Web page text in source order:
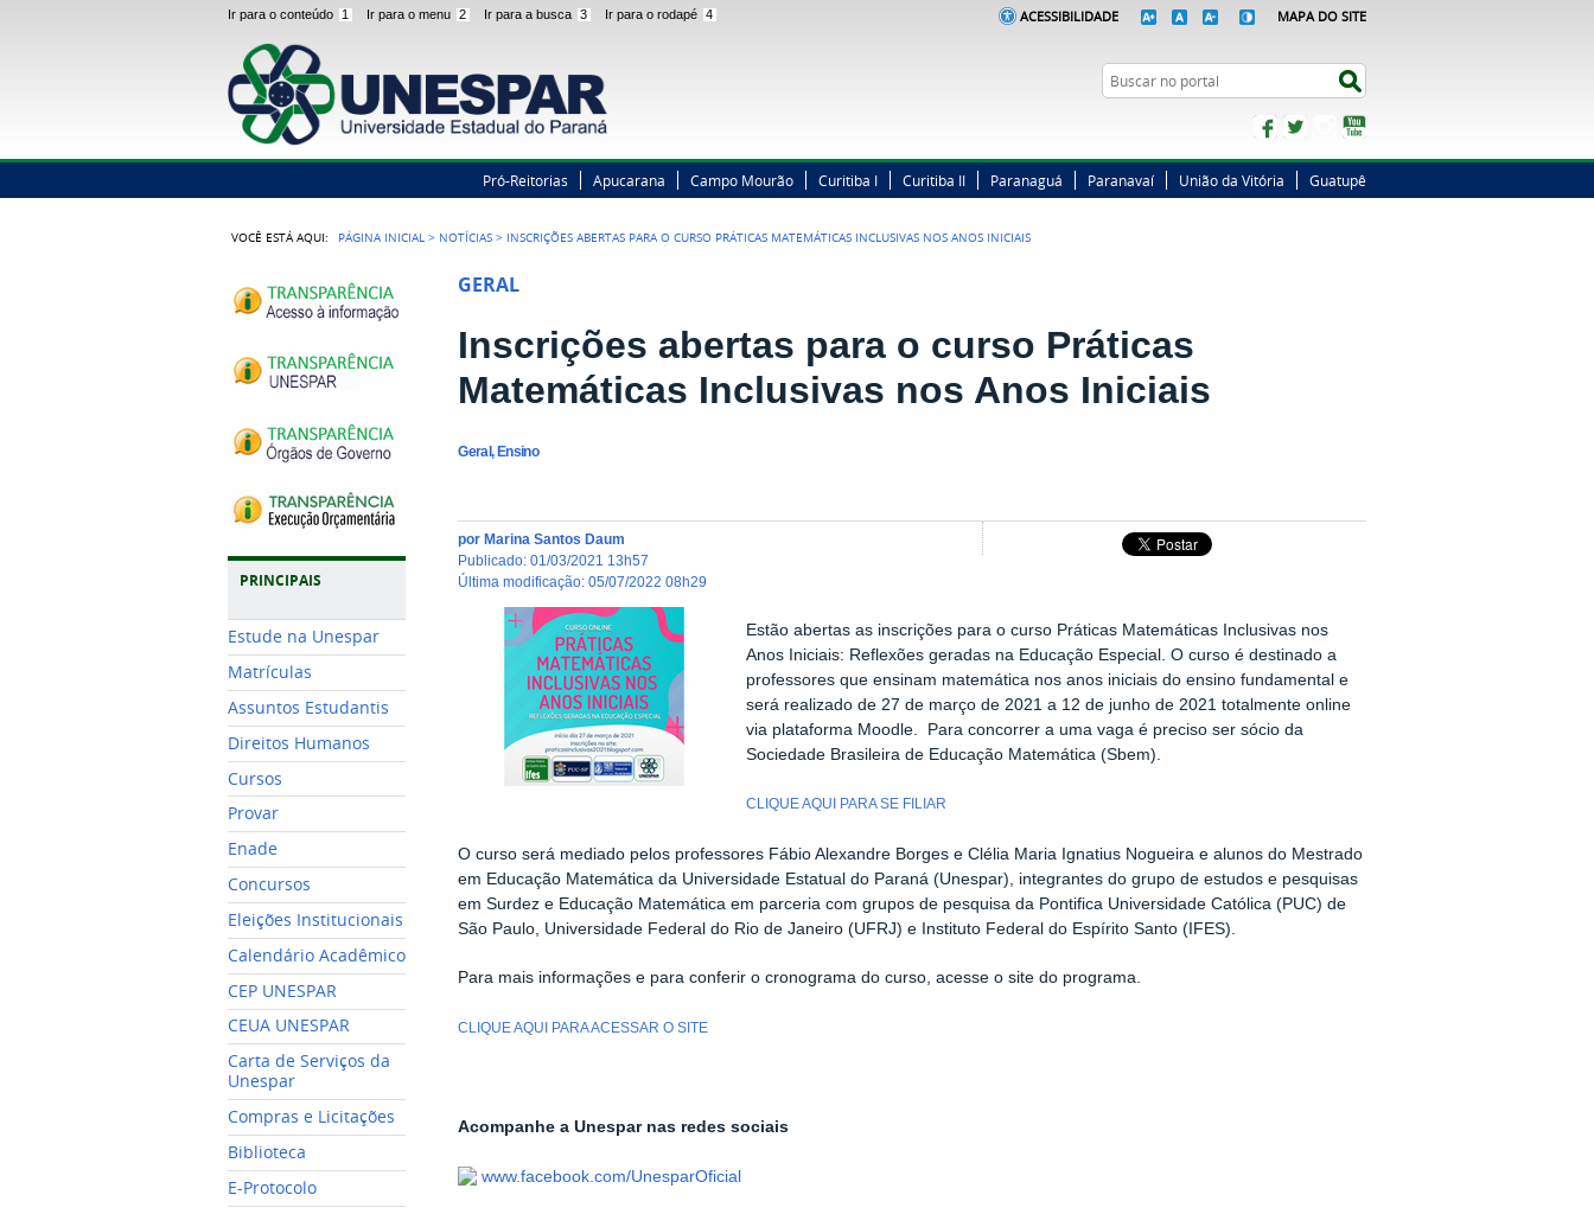
Ir para o conteúdo 1 Ir para o menu 2 Ir para a busca 3 Ir para o rodapé 4 ACESSIBILIDADE MAPA DO SITE
Busca
FacebookTwitterInstagram
Pró-Reitorias Apucarana Campo Mourão Curitiba I Curitiba II Paranaguá Paranavaí União da Vitória Guatupê
VOCÊ ESTÁ AQUI: PÁGINA INICIAL > NOTÍCIAS > INSCRIÇÕES ABERTAS PARA O CURSO PRÁTICAS MATEMÁTICAS INCLUSIVAS NOS ANOS INICIAIS
PRINCIPAIS
Estude na Unespar
Matrículas
Assuntos Estudantis
Direitos Humanos
Cursos
Provar
Enade
Concursos
Eleições Institucionais
Calendário Acadêmico
CEP UNESPAR
CEUA UNESPAR
Carta de Serviços da
Unespar
Compras e Licitações
Biblioteca
E-Protocolo
GERAL
Inscrições abertas para o curso Práticas
Matemáticas Inclusivas nos Anos Iniciais
Geral, Ensino
por Marina Santos Daum
publicado:01/03/2021 13h57
última modificação:05/07/2022 08h29
Estão abertas as inscrições para o curso Práticas Matemáticas Inclusivas nos
Anos Iniciais: Reflexões geradas na Educação Especial. O curso é destinado a
professores que ensinam matemática nos anos iniciais do ensino fundamental e
será realizado de 27 de março de 2021 a 12 de junho de 2021 totalmente online
via plataforma Moodle. Para concorrer a uma vaga é preciso ser sócio da
Sociedade Brasileira de Educação Matemática (Sbem).
CLIQUE AQUI PARA SE FILIAR
O curso será mediado pelos professores Fábio Alexandre Borges e Clélia Maria Ignatius Nogueira e alunos do Mestrado
em Educação Matemática da Universidade Estatual do Paraná (Unespar), integrantes do grupo de estudos e pesquisas
em Surdez e Educação Matemática em parceria com grupos de pesquisa da Pontifica Universidade Católica (PUC) de
São Paulo, Universidade Federal do Rio de Janeiro (UFRJ) e Instituto Federal do Espírito Santo (IFES).
Para mais informações e para conferir o cronograma do curso, acesse o site do programa.
CLIQUE AQUI PARA ACESSAR O SITE
Acompanhe a Unespar nas redes sociais
www.facebook.com/UnesparOficial